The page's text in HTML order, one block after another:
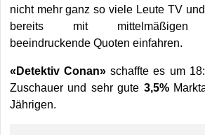
nicht mehr ganz so viele Leute TV
bereits mit mittelmäßigen
beeindruckende Quoten einfahren.
«Detektiv Conan» schaffte es um
Zuschauer und sehr gute 3,5%
Jährigen.